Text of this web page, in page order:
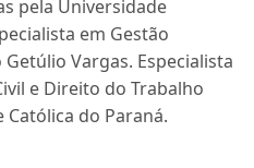
pela Universidade
em Gestão
Vargas. Especialista
e Direito do Trabalho
do Paraná.